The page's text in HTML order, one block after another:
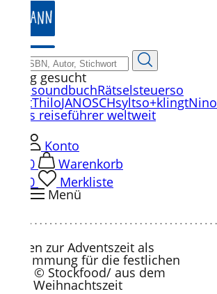
Hauptinhalt
springen
häufig gesucht
ReisesoundbuchRätselsteuerso
klingtThiloJANOSCHsyltso+klingtNino
books reiseführer weltweit
Konto
0
Warenkorb
0
Merkliste
Menü
Backen zur Adventszeit als
Einstimmung für die festlichen
Tage, © Stockfood/ aus dem
Buch Weihnachtszeit